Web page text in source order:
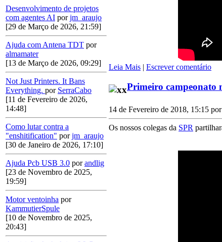
Desenvolvimento de projetos
com agentes AI porjm_araujo
[29 de Março de 2026, 21:59]
Ajuda com Antena TDT por
almamater
[13 de Março de 2026, 09:29]
Not Just Printers. It Bans
Everything. por SerraCabo
[11 de Fevereiro de 2026,
14:48]
Como lutar contra a
"enshitification" porjm_araujo
[30 de Janeiro de 2026, 17:10]
Ajuda Pcb USB 3.0 porandlig
[23 de Novembro de 2025,
19:59]
Motor ventoinha por
KammutierSpule
[10 de Novembro de 2025,
20:43]
Leia Mais | Escrever comentário
Primeiro campeonato
14 de Fevereiro de 2018, 15:15 por
Os nossos colegas da SPR